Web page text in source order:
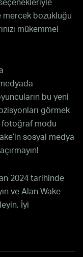
mercek bozukluğu
mükemmel
bu yeni
görmek
fotoğraf modu
sosyal medya
2024 tarihinde
ve Alan Wake
İyi